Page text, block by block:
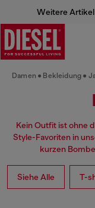
Weitere
Damen Bekleidung
Kein Outfit ist ohne
Style-Favoriten in
kurzen
Siehe Alle T-